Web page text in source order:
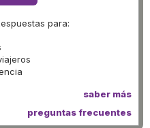
para:
saber más
preguntas frecuentes